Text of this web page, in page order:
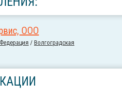
ООО
/ Волгоградская